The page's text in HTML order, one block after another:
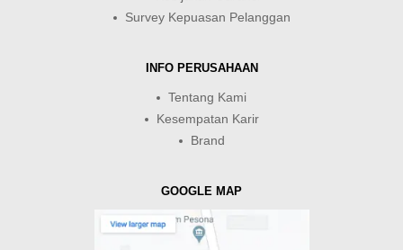
Survey Kepuasan Pelanggan
INFO PERUSAHAAN
Tentang Kami
Kesempatan Karir
Brand
GOOGLE MAP